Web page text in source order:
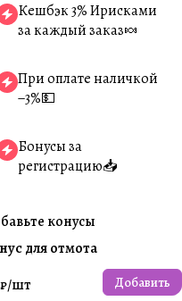
Кешбэк 3% Ирисками
за каждый заказ🍬
При оплате наличкой
−3%💵
Бонусы за
регистрацию📥
конусы
для отмота
шт Добавить